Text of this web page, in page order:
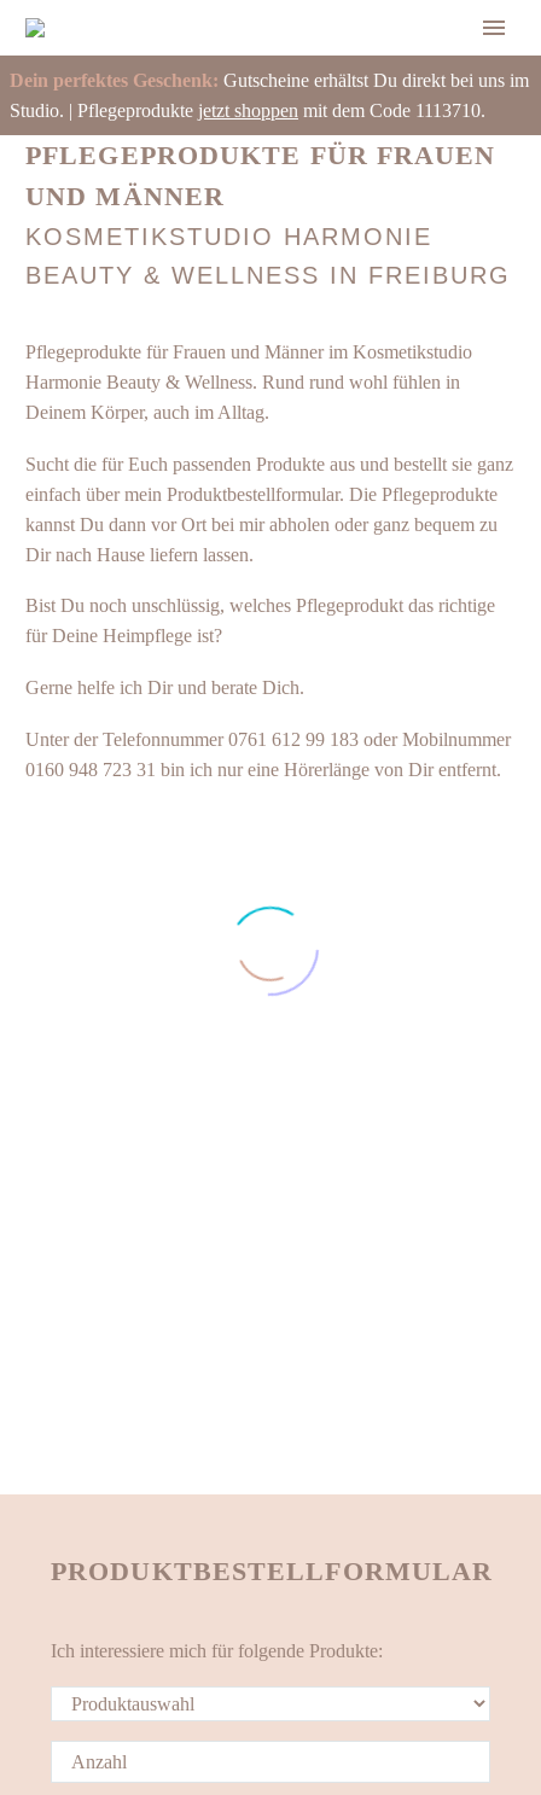
Dein perfektes Geschenk: Gutscheine erhältst Du direkt bei uns im
Studio. | Pflegeprodukte jetzt shoppen mit dem Code 1113710.
PFLEGEPRODUKTE FÜR FRAUEN
UND MÄNNER
KOSMETIKSTUDIO HARMONIE
BEAUTY & WELLNESS IN FREIBURG
Pflegeprodukte für Frauen und Männer im Kosmetikstudio
Harmonie Beauty & Wellness. Rund rund wohl fühlen in
Deinem Körper, auch im Alltag.
Sucht die für Euch passenden Produkte aus und bestellt sie ganz
einfach über mein Produktbestellformular. Die Pflegeprodukte
kannst Du dann vor Ort bei mir abholen oder ganz bequem zu
Dir nach Hause liefern lassen.
Bist Du noch unschlüssig, welches Pflegeprodukt das richtige
für Deine Heimpflege ist?
Gerne helfe ich Dir und berate Dich.
Unter der Telefonnummer 0761 612 99 183 oder Mobilnummer
0160 948 723 31 bin ich nur eine Hörerlänge von Dir entfernt.
PRODUKTBESTELLFORMULAR
Ich interessiere mich für folgende Produkte: